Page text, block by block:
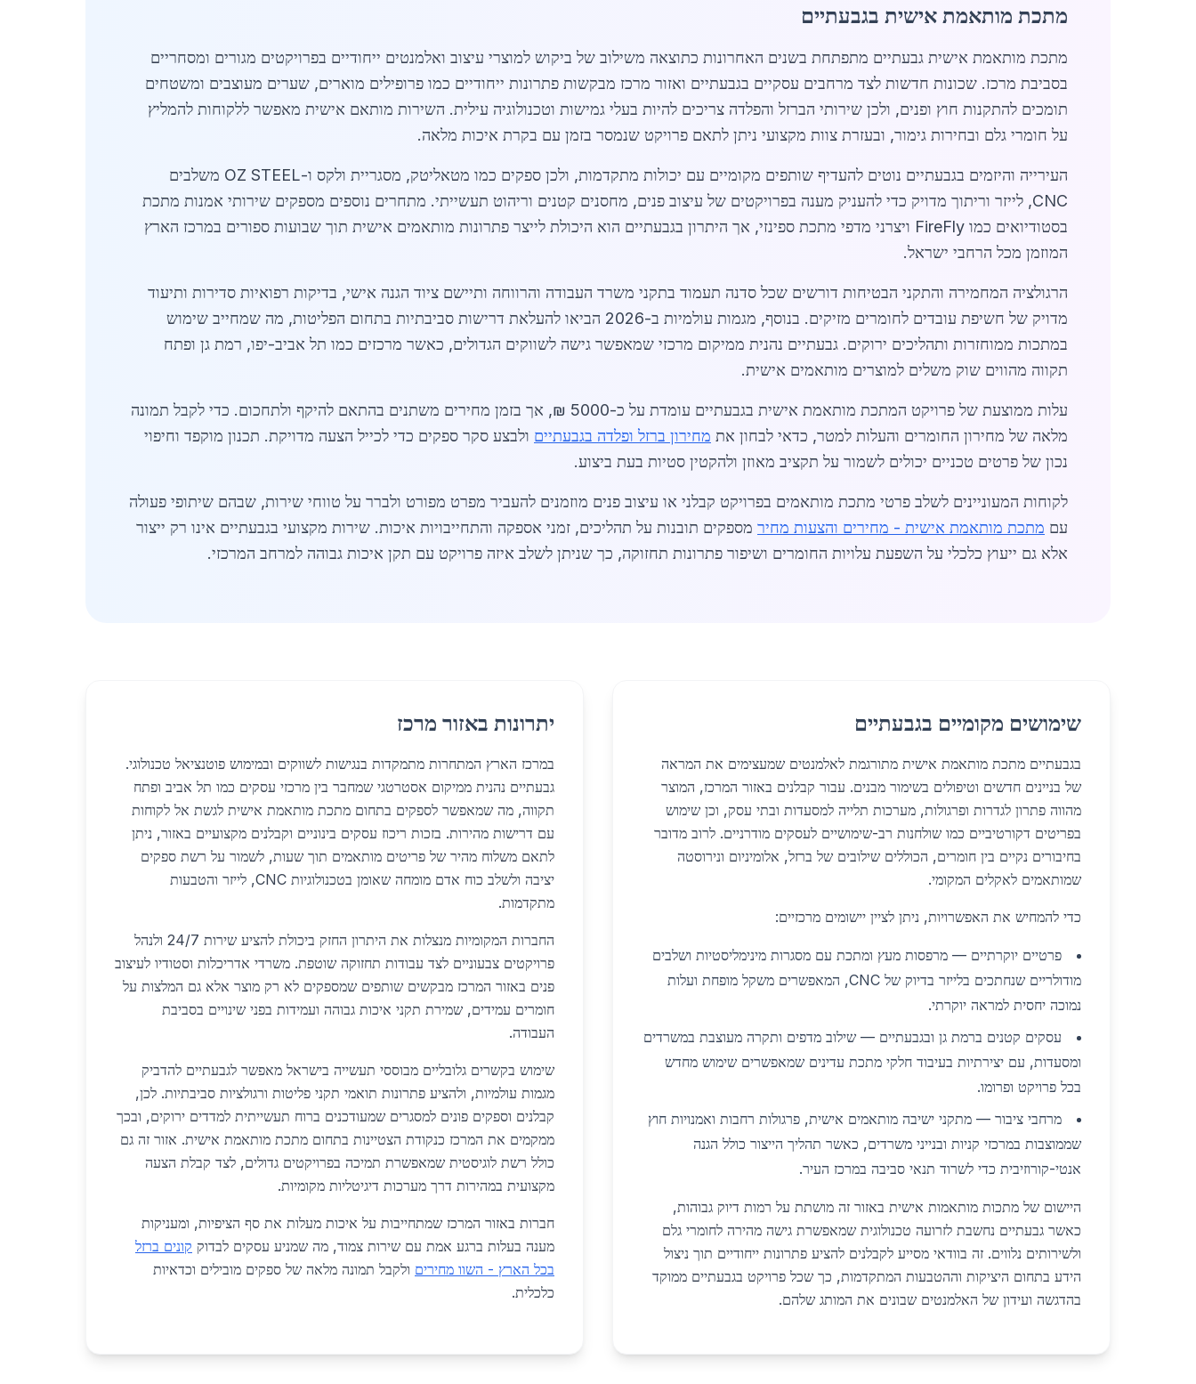
מתכת מותאמת אישית בגבעתיים
מתכת מותאמת אישית גבעתיים מתפתחת בשנים האחרונות כתוצאה משילוב של ביקוש למוצרי עיצוב ואלמנטים ייחודיים בפרויקטים מגורים ומסחריים
בסביבת מרכז. שכונות חדשות לצד מרחבים עסקיים בגבעתיים ואזור מרכז מבקשות פתרונות ייחודיים כמו פרופילים מוארים, שערים מעוצבים ומשטחים
תומכים להתקנות חוץ ופנים, ולכן שירותי הברזל והפלדה צריכים להיות בעלי גמישות וטכנולוגיה עילית. השירות מותאם אישית מאפשר ללקוחות להמליץ
על חומרי גלם ובחירות גימור, ובעזרת צוות מקצועי ניתן לתאם פרויקט שנמסר בזמן עם בקרת איכות מלאה.
העירייה והיזמים בגבעתיים נוטים להעדיף שותפים מקומיים עם יכולות מתקדמות, ולכן ספקים כמו מטאליטק, מסגריית ולקס ו-OZ STEEL משלבים
CNC, לייזר וריתוך מדויק כדי להעניק מענה בפרויקטים של עיצוב פנים, מחסנים קטנים וריהוט תעשייתי. מתחרים נוספים מספקים שירותי אמנות מתכת
בסטודיואים כמו FireFly ויצרני מדפי מתכת ספינזי, אך היתרון בגבעתיים הוא היכולת לייצר פתרונות מותאמים אישית תוך שבועות ספורים במרכז הארץ
המוזמן מכל הרחבי ישראל.
הרגולציה המחמירה והתקני הבטיחות דורשים שכל סדנה תעמוד בתקני משרד העבודה והרווחה ותיישם ציוד הגנה אישי, בדיקות רפואיות סדירות ותיעוד
מדויק של חשיפת עובדים לחומרים מזיקים. בנוסף, מגמות עולמיות ב-2026 הביאו להעלאת דרישות סביבתיות בתחום הפליטות, מה שמחייב שימוש
במתכות ממוחזרות ותהליכים ירוקים. גבעתיים נהנית ממיקום מרכזי שמאפשר גישה לשווקים הגדולים, כאשר מרכזים כמו תל אביב-יפו, רמת גן ופתח
תקווה מהווים שוק משלים למוצרים מותאמים אישית.
עלות ממוצעת של פרויקט המתכת מותאמת אישית בגבעתיים עומדת על כ-5000 ₪, אך בזמן מחירים משתנים בהתאם להיקף ולתחכום. כדי לקבל תמונה
מלאה של מחירון החומרים והעלות למטר, כדאי לבחון את מחירון ברזל ופלדה בגבעתיים ולבצע סקר ספקים כדי לכייל הצעה מדויקת. תכנון מוקפד וחיפוי
נכון של פרטים טכניים יכולים לשמור על תקציב מאוזן ולהקטין סטיות בעת ביצוע.
לקוחות המעוניינים לשלב פרטי מתכת מותאמים בפרויקט קבלני או עיצוב פנים מוזמנים להעביר מפרט מפורט ולברר על טווחי שירות, שבהם שיתופי פעולה
עם מתכת מותאמת אישית - מחירים והצעות מחיר מספקים תובנות על תהליכים, זמני אספקה והתחייבויות איכות. שירות מקצועי בגבעתיים אינו רק ייצור
אלא גם ייעוץ כלכלי על השפעת עלויות החומרים ושיפור פתרונות תחזוקה, כך שניתן לשלב איזה פרויקט עם תקן איכות גבוהה למרחב המרכזי.
שימושים מקומיים בגבעתיים
בגבעתיים מתכת מותאמת אישית מתורגמת לאלמנטים שמעצימים את המראה
של בניינים חדשים וטיפולים בשימור מבנים. עבור קבלנים באזור המרכז, המוצר
מהווה פתרון לגדרות ופרגולות, מערכות תלייה למסעדות ובתי עסק, וכן שימוש
בפריטים דקורטיביים כמו שולחנות רב-שימושיים לעסקים מודרניים. לרוב מדובר
בחיבורים נקיים בין חומרים, הכוללים שילובים של ברזל, אלומיניום ונירוסטה
שמותאמים לאקלים המקומי.
כדי להמחיש את האפשרויות, ניתן לציין יישומים מרכזיים:
פרטיים יוקרתיים — מרפסות מעץ ומתכת עם מסגרות מינימליסטיות ושלבים
מודולריים שנחתכים בלייזר בדיוק של CNC, המאפשרים משקל מופחת ועלות
נמוכה יחסית למראה יוקרתי.
עסקים קטנים ברמת גן ובגבעתיים — שילוב מדפים ותקרה מעוצבת במשרדים
ומסעדות, עם יצירתיות בעיבוד חלקי מתכת עדינים שמאפשרים שימוש מחדש
בכל פרויקט ופרומו.
מרחבי ציבור — מתקני ישיבה מותאמים אישית, פרגולות רחבות ואמנויות חוץ
שממוצבות במרכזי קניות ובנייני משרדים, כאשר תהליך הייצור כולל הגנה
אנטי-קורוזיבית כדי לשרוד תנאי סביבה במרכז העיר.
היישום של מתכות מותאמות אישית באזור זה מושתת על רמות דיוק גבוהות,
כאשר גבעתיים נחשבת לזרועה טכנולוגית שמאפשרת גישה מהירה לחומרי גלם
ולשירותים נלווים. זה בוודאי מסייע לקבלנים להציע פתרונות ייחודיים תוך ניצול
הידע בתחום היציקות וההטבעות המתקדמות, כך שכל פרויקט בגבעתיים ממוקד
בהדגשה ועידון של האלמנטים שבונים את המותג שלהם.
יתרונות באזור מרכז
במרכז הארץ המתחרות מתמקדות בנגישות לשווקים ובמימוש פוטנציאל טכנולוגי.
גבעתיים נהנית ממיקום אסטרטגי שמחבר בין מרכזי עסקים כמו תל אביב ופתח
תקווה, מה שמאפשר לספקים בתחום מתכת מותאמת אישית לגשת אל לקוחות
עם דרישות מהירות. בזכות ריכוז עסקים בינוניים וקבלנים מקצועיים באזור, ניתן
לתאם משלוח מהיר של פריטים מותאמים תוך שעות, לשמור על רשת ספקים
יציבה ולשלב כוח אדם מומחה שאומן בטכנולוגיות CNC, לייזר והטבעות
מתקדמות.
החברות המקומיות מנצלות את היתרון החזק ביכולת להציע שירות 24/7 ולנהל
פרויקטים צבעוניים לצד עבודות תחזוקה שוטפת. משרדי אדריכלות וסטודיו לעיצוב
פנים באזור המרכז מבקשים שותפים שמספקים לא רק מוצר אלא גם המלצות על
חומרים עמידים, שמירת תקני איכות גבוהה ועמידות בפני שינויים בסביבת
העבודה.
שימוש בקשרים גלובליים מבוססי תעשייה בישראל מאפשר לגבעתיים להדביק
מגמות עולמיות, ולהציע פתרונות תואמי תקני פליטות ורגולציות סביבתיות. לכן,
קבלנים וספקים פונים למסגרים שמעודכנים ברוח תעשייתית למדדים ירוקים, ובכך
ממקמים את המרכז כנקודת הצטיינות בתחום מתכת מותאמת אישית. אזור זה גם
כולל רשת לוגיסטית שמאפשרת תמיכה בפרויקטים גדולים, לצד קבלת הצעה
מקצועית במהירות דרך מערכות דיגיטליות מקומיות.
חברות באזור המרכז שמתחייבות על איכות מעלות את סף הציפיות, ומעניקות
מענה בעלות ברגע אמת עם שירות צמוד, מה שמניע עסקים לבדוק קונים ברזל
בכל הארץ - השוו מחירים ולקבל תמונה מלאה של ספקים מובילים וכדאיות
כלכלית.